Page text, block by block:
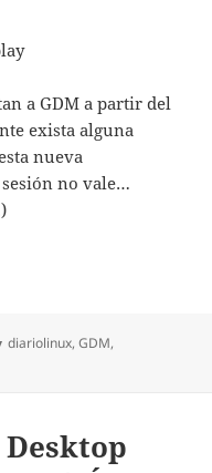
a GDM a partir del
exista alguna
nueva
no vale…
Categorías
diariolinux,GDM,
pitido de login GDM